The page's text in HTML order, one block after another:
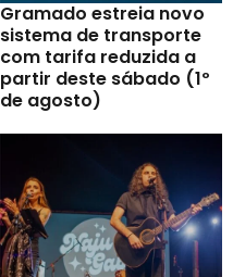
Gramado estreia novo
sistema de transporte
com tarifa reduzida a
partir deste sábado (1º
de agosto)